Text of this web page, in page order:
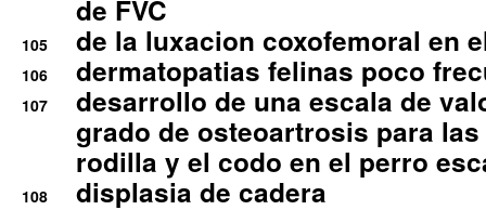
de FVC
105 de la luxacion coxofemoral en
106 dermatopatias felinas poco
107
desarrollo de una escala de
grado de osteoartrosis para
rodilla y el codo en el perro
108 displasia de cadera